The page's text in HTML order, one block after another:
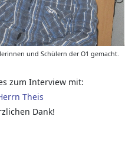
und Schülern der O1 gemacht.
zum Interview mit:
Theis
Dank!